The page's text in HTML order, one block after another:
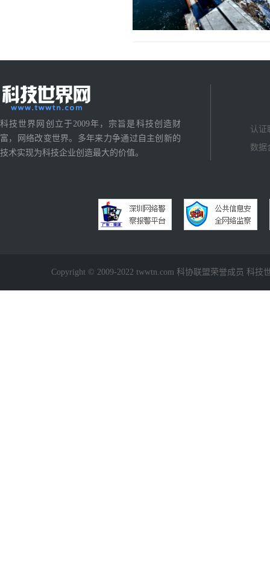
科技世界网创立于2009年，宗旨是科技创造财
富，网络改变世界。多年来力争通过自主创新的
技术实现为科技企业创造最大的价值。
认证
数据
Copyright © 2009-2022 twwtn.com 科协联盟荣誉成员 科